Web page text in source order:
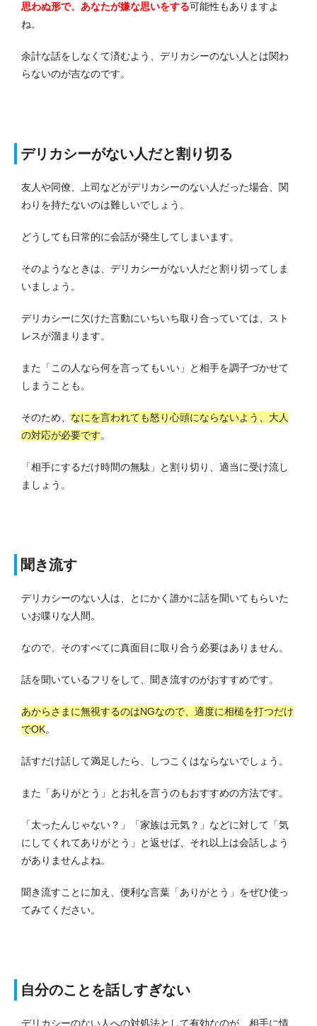
思わぬ形で、あなたが嫌な思いをする可能性もありますよ
ね。
余計な話をしなくて済むよう、デリカシーのない人とは関わ
らないのが吉なのです。
デリカシーがない人だと割り切る
友人や同僚、上司などがデリカシーのない人だった場合、関
わりを持たないのは難しいでしょう。
どうしても日常的に会話が発生してしまいます。
そのようなときは、デリカシーがない人だと割り切ってしま
いましょう。
デリカシーに欠けた言動にいちいち取り合っていては、スト
レスが溜まります。
また「この人なら何を言ってもいい」と相手を調子づかせて
しまうことも。
そのため、 なにを言われても怒り心頭にならないよう、大人
の対応が必要です。
「相手にするだけ時間の無駄」と割り切り、適当に受け流し
ましょう。
聞き流す
デリカシーのない人は、とにかく誰かに話を聞いてもらいた
いお喋りな人間。
なので、そのすべてに真面目に取り合う必要はありません。
話を聞いているフリをして、聞き流すのがおすすめです。
あからさまに無視するのはNGなので、適度に相槌を打つだけ
でOK。
話すだけ話して満足したら、しつこくはならないでしょう。
また「ありがとう」とお礼を言うのもおすすめの方法です。
「太ったんじゃない？」「家族は元気？」などに対して「気
にしてくれてありがとう」と返せば、それ以上は会話しよう
がありませんよね。
聞き流すことに加え、便利な言葉「ありがとう」をぜひ使っ
てみてください。
自分のことを話しすぎない
デリカシーのない人への対処法として有効なのが、相手に情